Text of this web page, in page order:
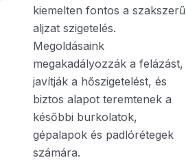
kiemelten fontos a szakszerű
aljzat szigetelés.
Megoldásaink
megakadályozzák a felázást,
javítják a hőszigetelést, és
biztos alapot teremtenek a
későbbi burkolatok,
gépalapok és padlórétegek
számára.